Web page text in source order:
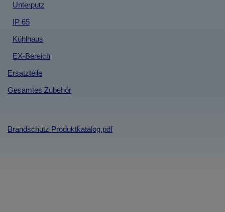
Unterputz
IP 65
Kühlhaus
EX-Bereich
Ersatzteile
Gesamtes Zubehör
Brandschutz Produktkatalog.pdf